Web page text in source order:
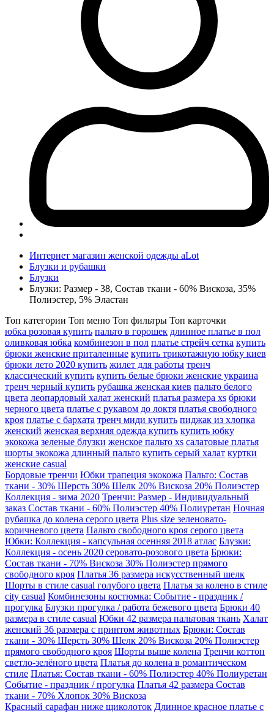
Интернет магазин женской одежды aLot
Блузки и рубашки
Блузки
Блузки: Размер - 38, Состав ткани - 60% Вискоза, 35%
Полиэстер, 5% Эластан
Топ категории Топ меню Топ фильтры Топ карточки
юбка розовая купить пальто в горошек длинное платье в пол
оливковая юбка комбинезон в пол платье стрейч сетка купить
брюки женские приталенные купить трикотажную юбку киев
брюки лето 2020 купить жилет для работы тренч
классический купить купить белые брюки женские украина
тренч черный купить рубашка женская киев пальто белого
цвета леопардовый халат женский платья размера xs брюки
черного цвета платье с рукавом до локтя платья свободного
кроя платье с бархата тренч миди купить пиджак из хлопка
женский женская верхняя одежда купить купить юбку
экокожа зеленые блузки женское пальто xs салатовые платья
шорты экокожа длинный пальто купить серый халат куртки
женские casual
Бордовые тренчи Юбки трапеция экокожа Пальто: Состав
ткани - 30% Шерсть 30% Шелк 20% Вискоза 20% Полиэстер
Коллекция - зима 2020 Тренчи: Размер - Индивидуальный
заказ Состав ткани - 60% Полиэстер 40% Полиуретан Ночная
рубашка до колена серого цвета Plus size зеленовато-
коричневого цвета Пальто свободного кроя серого цвета
Юбки: Коллекция - капсульная осенняя 2018 атлас Блузки:
Коллекция - осень 2020 серовато-розового цвета Брюки:
Состав ткани - 70% Вискоза 30% Полиэстер прямого
свободного кроя Платья 36 размера искусственный шелк
Шорты в стиле casual голубого цвета Платья за колено в стиле
city casual Комбинезоны костюмка: Событие - праздник /
прогулка Блузки прогулка / работа бежевого цвета Брюки 40
размера в стиле casual Юбки 42 размера пальтовая ткань Халат
женский 36 размера с принтом животных Брюки: Состав
ткани - 30% Шерсть 30% Шелк 20% Вискоза 20% Полиэстер
прямого свободного кроя Шорты выше колена Тренчи коттон
светло-зелёного цвета Платья до колена в романтическом
стиле Платья: Состав ткани - 60% Полиэстер 40% Полиуретан
Событие - праздник / прогулка Платья 42 размера Состав
ткани - 70% Хлопок 30% Вискоза
Красный сарафан ниже щиколоток Длинное красное платье с